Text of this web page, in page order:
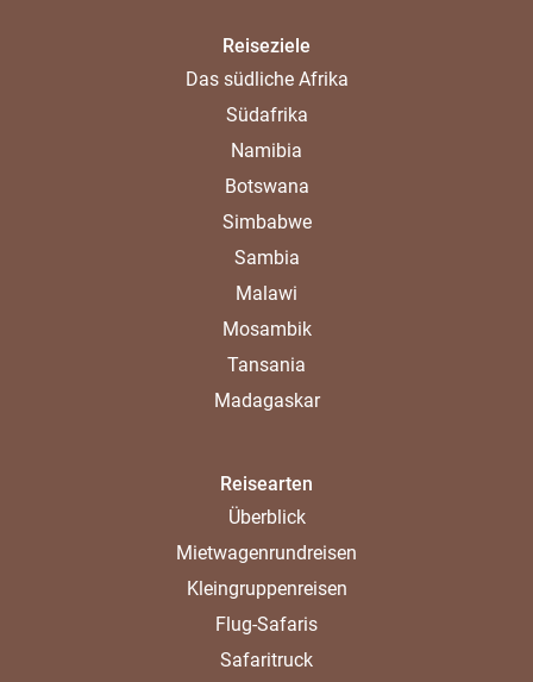
Reiseziele
Das südliche Afrika
Südafrika
Namibia
Botswana
Simbabwe
Sambia
Malawi
Mosambik
Tansania
Madagaskar
Reisearten
Überblick
Mietwagenrundreisen
Kleingruppenreisen
Flug-Safaris
Safaritruck